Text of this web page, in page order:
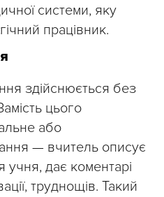
системи, яку
працівник.
здійснюється без
цього
або
— вчитель описує
учня, дає коментарі
труднощів. Такий